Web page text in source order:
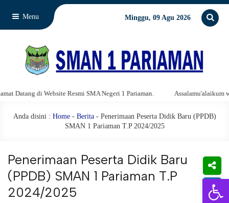
Menu Minggu, 09 Agu 2026
Website Resmi SMA Negeri 1 Pariaman. Assalamu'alaikum
Anda disini : Home- Berita- Penerimaan Peserta Didik Baru (PPDB)
SMAN 1 Pariaman T.P 2024/2025
Penerimaan Peserta Didik Baru
(PPDB) SMAN 1 Pariaman T.P
2024/2025